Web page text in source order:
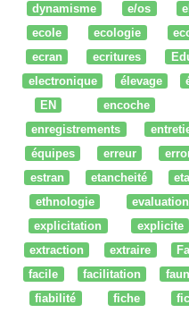
dynamisme
e/os
ecole
ecologie
ecran
ecritures
electronique
élevage
EN
encoche
enregistrements
équipes
erreur
estran
etancheité
ethnologie
evaluation
explicitation
explicite
extraction
extraire
facile
facilitation
fiabilité
fiche